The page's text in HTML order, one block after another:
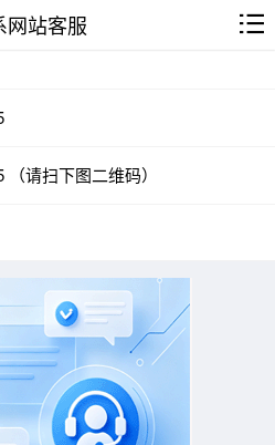
网站客服
（请扫下图二维码）